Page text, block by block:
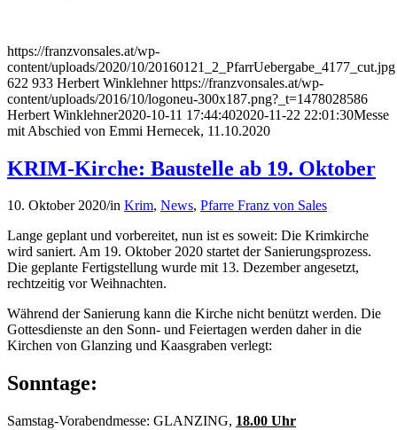
https://franzvonsales.at/wp-
content/uploads/2020/10/20160121_2_PfarrUebergabe_4177_cut.jpg
622 933 Herbert Winklehner https://franzvonsales.at/wp-
content/uploads/2016/10/logoneu-300x187.png?_t=1478028586
Herbert Winklehner2020-10-11 17:44:402020-11-22 22:01:30Messe
mit Abschied von Emmi Hernecek, 11.10.2020
KRIM-Kirche: Baustelle ab 19. Oktober
10. Oktober 2020/in Krim, News, Pfarre Franz von Sales
Lange geplant und vorbereitet, nun ist es soweit: Die Krimkirche
wird saniert. Am 19. Oktober 2020 startet der Sanierungsprozess.
Die geplante Fertigstellung wurde mit 13. Dezember angesetzt,
rechtzeitig vor Weihnachten.
Während der Sanierung kann die Kirche nicht benützt werden. Die
Gottesdienste an den Sonn- und Feiertagen werden daher in die
Kirchen von Glanzing und Kaasgraben verlegt:
Sonntage:
Samstag-Vorabendmesse: GLANZING, 18.00 Uhr